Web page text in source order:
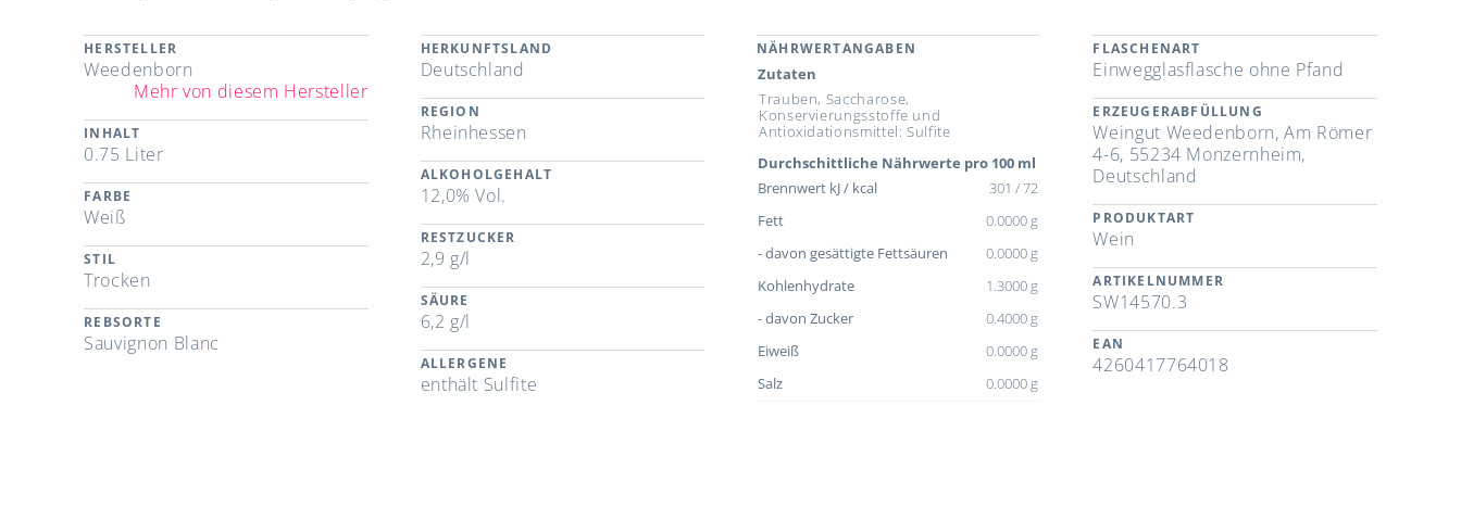
HERSTELLER
Weedenborn
Mehr von diesem Hersteller
INHALT
0.75 Liter
FARBE
Weiß
STIL
Trocken
REBSORTE
Sauvignon Blanc
HERKUNFTSLAND
Deutschland
REGION
Rheinhessen
ALKOHOLGEHALT
12,0% Vol.
RESTZUCKER
2,9 g/l
SÄURE
6,2 g/l
ALLERGENE
enthält Sulfite
NÄHRWERTANGABEN
Zutaten
Trauben, Saccharose,
Konservierungsstoffe und
Antioxidationsmittel: Sulfite
Durchschittliche Nährwerte pro 100 ml
Brennwert kJ / kcal
301 / 72
Fett
0.0000 g
- davon gesättigte Fettsäuren
0.0000 g
Kohlenhydrate
1.3000 g
- davon Zucker
0.4000 g
Eiweiß
0.0000 g
Salz
0.0000 g
FLASCHENART
Einwegglasflasche ohne Pfand
ERZEUGERABFÜLLUNG
Weingut Weedenborn, Am Römer
4-6, 55234 Monzernheim,
Deutschland
PRODUKTART
Wein
ARTIKELNUMMER
SW14570.3
EAN
4260417764018